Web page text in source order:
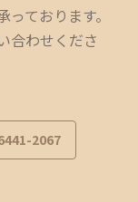
ております。
合わせくださ
2067